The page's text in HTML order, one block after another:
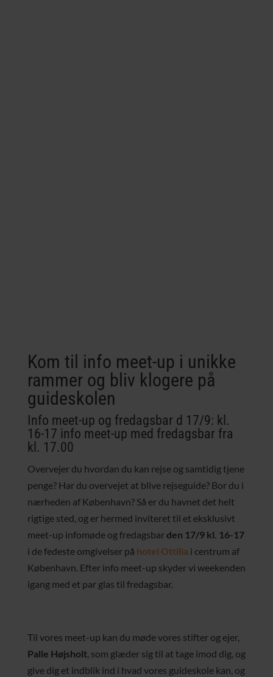
Kom til info meet-up i unikke
rammer og bliv klogere på
guideskolen
Info meet-up og fredagsbar d 17/9: kl.
16-17 info meet-up med fredagsbar fra
kl. 17.00
Overvejer du hvordan du kan rejse og samtidig tjene
penge? Har du overvejet at blive rejseguide? Bor du i
nærheden af København? Så er du havnet det helt
rigtige sted, og er hermed inviteret til et eksklusivt
meet-up infomøde og fredagsbar den 17/9 kl. 16-17
i de fedeste omgivelser på hotel Ottiliai centrum af
København. Efter info meet-up skyder vi weekenden
igang med et par glas til fredagsbar.
Til vores meet-up kan du møde vores stifter og ejer,
Palle Højsholt, som glæder sig til at tage imod dig, og
give dig et indblik ind i hvad vores guideskole kan, og